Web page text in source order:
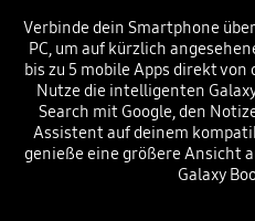
Verbinde dein Smartphone
PC, um auf kürzlich
bis zu 5 mobile Apps direkt
Nutze die intelligenten
Search mit Google, den
Assistent auf deinem
genieße eine größere Ansicht
Galaxy